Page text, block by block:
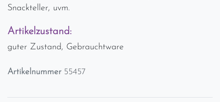
Snackteller, uvm.
Artikelzustand:
guter Zustand, Gebrauchtware
Artikelnummer 55457